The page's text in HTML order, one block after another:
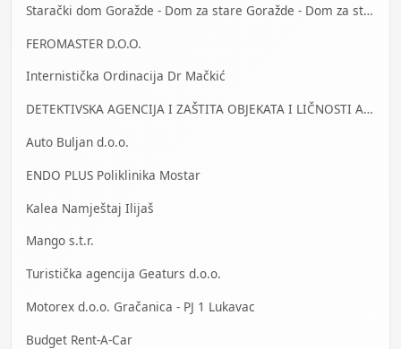
Starački dom Goražde - Dom za stare Goražde - Dom za stara lica Goražde
FEROMASTER D.O.O.
Internistička Ordinacija Dr Mačkić
DETEKTIVSKA AGENCIJA I ZAŠTITA OBJEKATA I LIČNOSTI ALFA DM Travnik
Auto Buljan d.o.o.
ENDO PLUS Poliklinika Mostar
Kalea Namještaj Ilijaš
Mango s.t.r.
Turistička agencija Geaturs d.o.o.
Motorex d.o.o. Gračanica - PJ 1 Lukavac
Budget Rent-A-Car